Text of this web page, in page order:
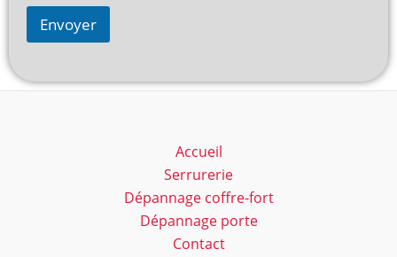
Envoyer
Accueil
Serrurerie
Dépannage coffre-fort
Dépannage porte
Contact